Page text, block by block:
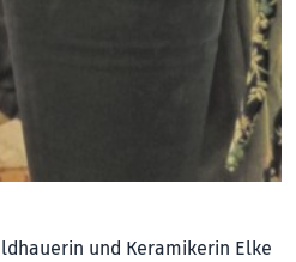
und Keramikerin Elke